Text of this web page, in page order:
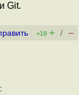
Git.
+18 + / –